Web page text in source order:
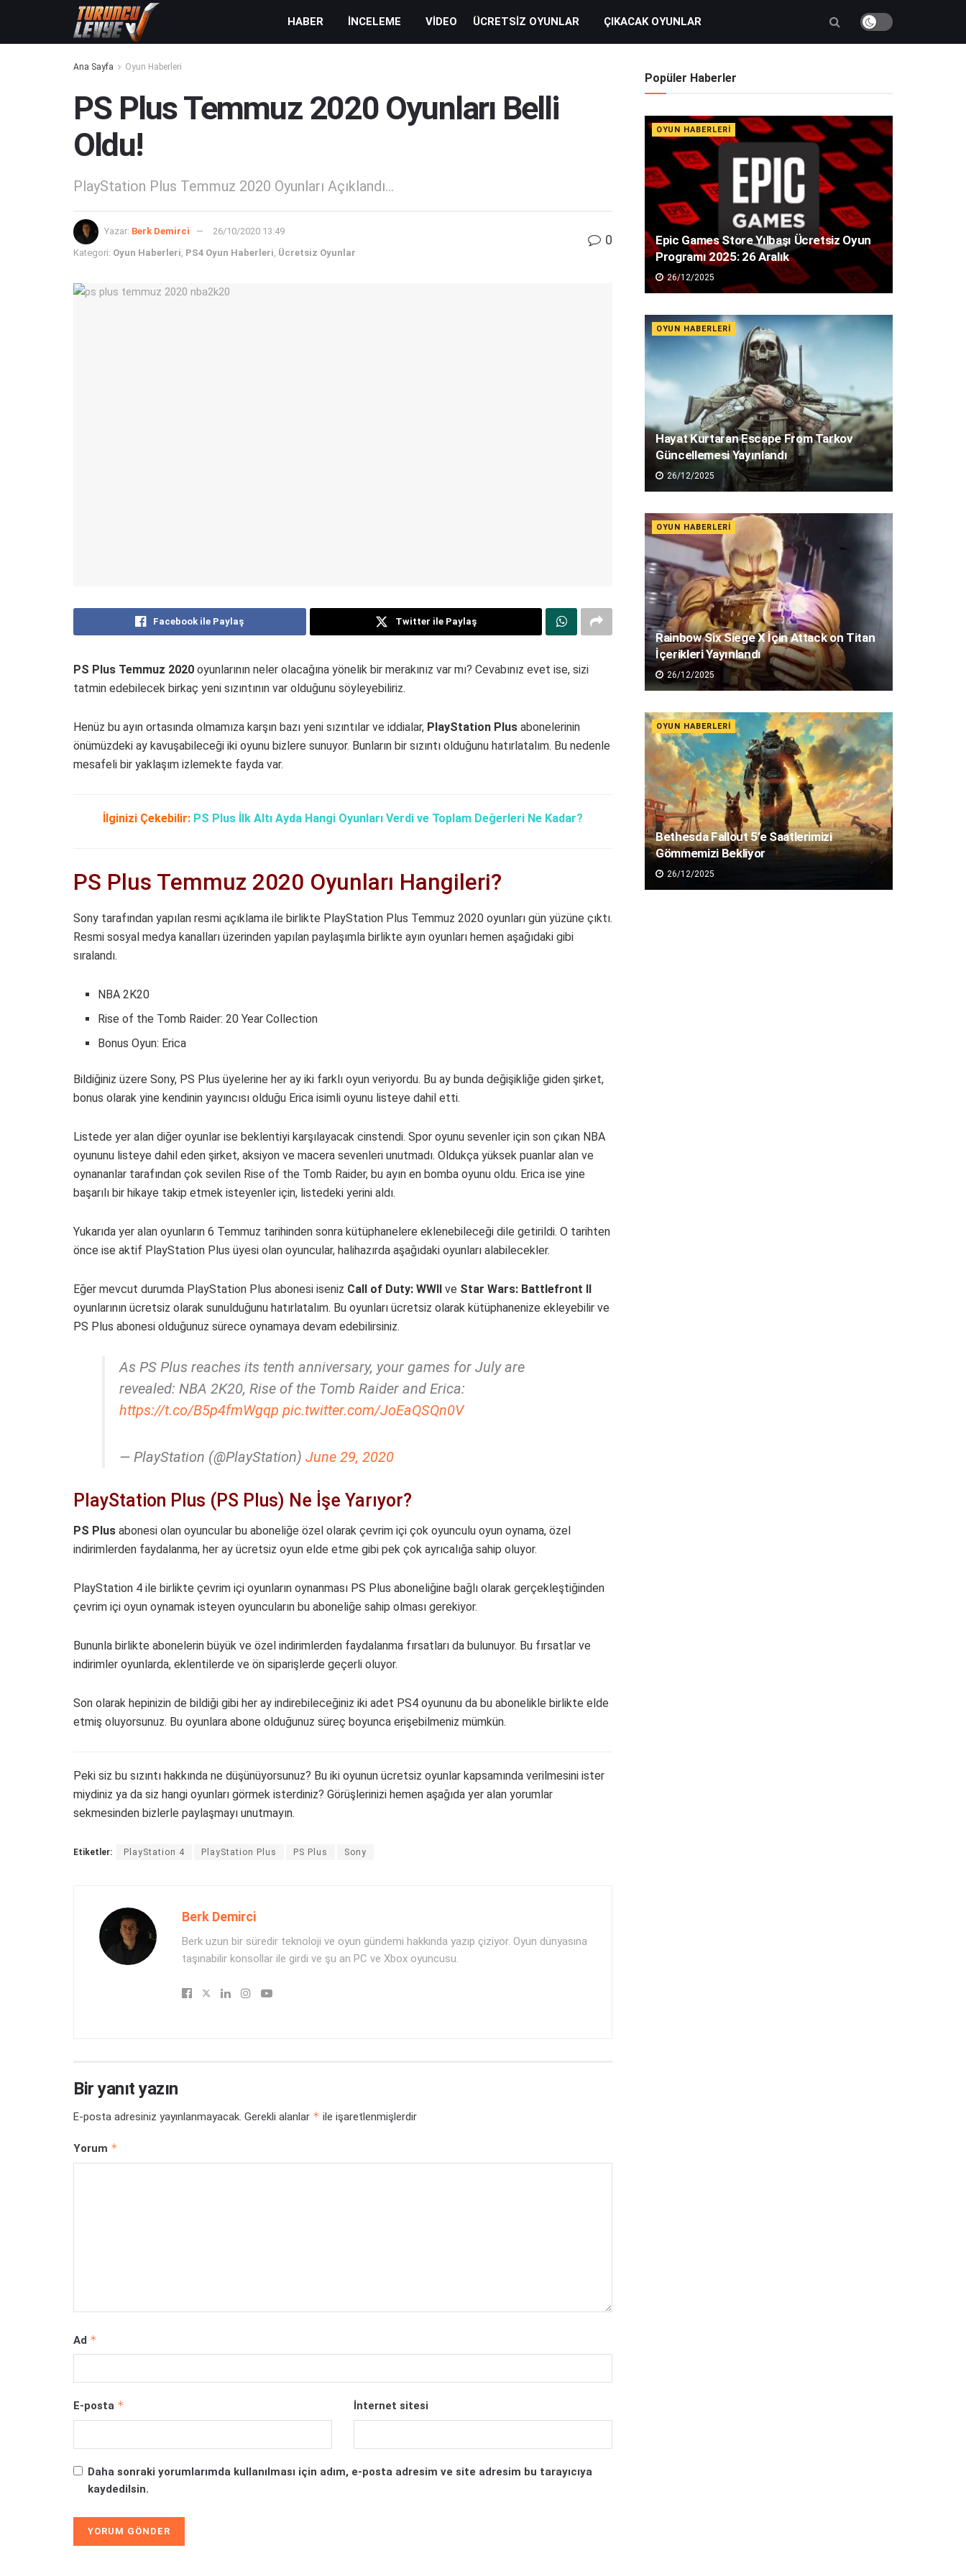
HABER İNCELEME VIDEO ÜCRETSIZ OYUNLAR ÇIKACAK OYUNLAR
Ana Sayfa Oyun Haberleri
PS Plus Temmuz 2020 Oyunları Belli
Oldu!
PlayStation Plus Temmuz 2020 Oyunları Açıklandı...
Yazar: Berk Demirci 26/10/2020 13:49
Kategori: Oyun Haberleri, PS4 Oyun Haberleri, Ücretsiz Oyunlar
0
Facebook ile Paylaş Twitter ile Paylaş
PS Plus Temmuz 2020 oyunlarının neler olacağına yönelik bir merakınız var mı? Cevabınız evet ise, sizi
tatmin edebilecek birkaç yeni sızıntının var olduğunu söyleyebiliriz.
Henüz bu ayın ortasında olmamıza karşın bazı yeni sızıntılar ve iddialar, PlayStation Plus abonelerinin
önümüzdeki ay kavuşabileceği iki oyunu bizlere sunuyor. Bunların bir sızıntı olduğunu hatırlatalım. Bu nedenle
mesafeli bir yaklaşım izlemekte fayda var.
İlginizi Çekebilir: PS Plus İlk Altı Ayda Hangi Oyunları Verdi ve Toplam Değerleri Ne Kadar?
PS Plus Temmuz 2020 Oyunları Hangileri?
Sony tarafından yapılan resmi açıklama ile birlikte PlayStation Plus Temmuz 2020 oyunları gün yüzüne çıktı.
Resmi sosyal medya kanalları üzerinden yapılan paylaşımla birlikte ayın oyunları hemen aşağıdaki gibi
sıralandı.
NBA 2K20
Rise of the Tomb Raider: 20 Year Collection
Bonus Oyun: Erica
Bildiğiniz üzere Sony, PS Plus üyelerine her ay iki farklı oyun veriyordu. Bu ay bunda değişikliğe giden şirket,
bonus olarak yine kendinin yayıncısı olduğu Erica isimli oyunu listeye dahil etti.
Listede yer alan diğer oyunlar ise beklentiyi karşılayacak cinstendi. Spor oyunu sevenler için son çıkan NBA
oyununu listeye dahil eden şirket, aksiyon ve macera sevenleri unutmadı. Oldukça yüksek puanlar alan ve
oynananlar tarafından çok sevilen Rise of the Tomb Raider, bu ayın en bomba oyunu oldu. Erica ise yine
başarılı bir hikaye takip etmek isteyenler için, listedeki yerini aldı.
Yukarıda yer alan oyunların 6 Temmuz tarihinden sonra kütüphanelere eklenebileceği dile getirildi. O tarihten
önce ise aktif PlayStation Plus üyesi olan oyuncular, halihazırda aşağıdaki oyunları alabilecekler.
Eğer mevcut durumda PlayStation Plus abonesi iseniz Call of Duty: WWII ve Star Wars: Battlefront II
oyunlarının ücretsiz olarak sunulduğunu hatırlatalım. Bu oyunları ücretsiz olarak kütüphanenize ekleyebilir ve
PS Plus abonesi olduğunuz sürece oynamaya devam edebilirsiniz.
As PS Plus reaches its tenth anniversary, your games for July are
revealed: NBA 2K20, Rise of the Tomb Raider and Erica:
https://t.co/B5p4fmWgqp pic.twitter.com/JoEaQSQn0V
— PlayStation (@PlayStation) June 29, 2020
PlayStation Plus (PS Plus) Ne İşe Yarıyor?
PS Plus abonesi olan oyuncular bu aboneliğe özel olarak çevrim içi çok oyunculu oyun oynama, özel
indirimlerden faydalanma, her ay ücretsiz oyun elde etme gibi pek çok ayrıcalığa sahip oluyor.
PlayStation 4 ile birlikte çevrim içi oyunların oynanması PS Plus aboneliğine bağlı olarak gerçekleştiğinden
çevrim içi oyun oynamak isteyen oyuncuların bu aboneliğe sahip olması gerekiyor.
Bununla birlikte abonelerin büyük ve özel indirimlerden faydalanma fırsatları da bulunuyor. Bu fırsatlar ve
indirimler oyunlarda, eklentilerde ve ön siparişlerde geçerli oluyor.
Son olarak hepinizin de bildiği gibi her ay indirebileceğiniz iki adet PS4 oyununu da bu abonelikle birlikte elde
etmiş oluyorsunuz. Bu oyunlara abone olduğunuz süreç boyunca erişebilmeniz mümkün.
Peki siz bu sızıntı hakkında ne düşünüyorsunuz? Bu iki oyunun ücretsiz oyunlar kapsamında verilmesini ister
miydiniz ya da siz hangi oyunları görmek isterdiniz? Görüşlerinizi hemen aşağıda yer alan yorumlar
sekmesinden bizlerle paylaşmayı unutmayın.
Etiketler: PlayStation 4 PlayStation Plus PS Plus Sony
Berk Demirci
Berk uzun bir süredir teknoloji ve oyun gündemi hakkında yazıp çiziyor. Oyun dünyasına
taşınabilir konsollar ile girdi ve şu an PC ve Xbox oyuncusu.
Bir yanıt yazın
E-posta adresiniz yayınlanmayacak. Gerekli alanlar * ile işaretlenmişlerdir
Yorum *
Ad *
E-posta * İnternet sitesi
Daha sonraki yorumlarımda kullanılması için adım, e-posta adresim ve site adresim bu tarayıcıya
kaydedilsin.
Popüler Haberler
OYUN HABERLERI
Epic Games Store Yılbaşı Ücretsiz Oyun
Programı 2025: 26 Aralık
26/12/2025
OYUN HABERLERI
Hayat Kurtaran Escape From Tarkov
Güncellemesi Yayınlandı
26/12/2025
OYUN HABERLERI
Rainbow Six Siege X İçin Attack on Titan
İçerikleri Yayınlandı
26/12/2025
OYUN HABERLERI
Bethesda Fallout 5’e Saatlerimizi
Gömmemizi Bekliyor
26/12/2025